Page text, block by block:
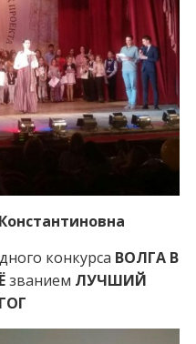
конкурса ВОЛГА В
званием ЛУЧШИЙ